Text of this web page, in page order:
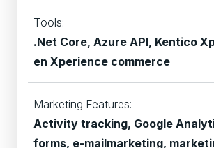
Tools:
.Net Core, Azure API, Kentico
en Xperience commerce
Marketing Features:
Activity tracking, Google
forms, e-mailmarketing,